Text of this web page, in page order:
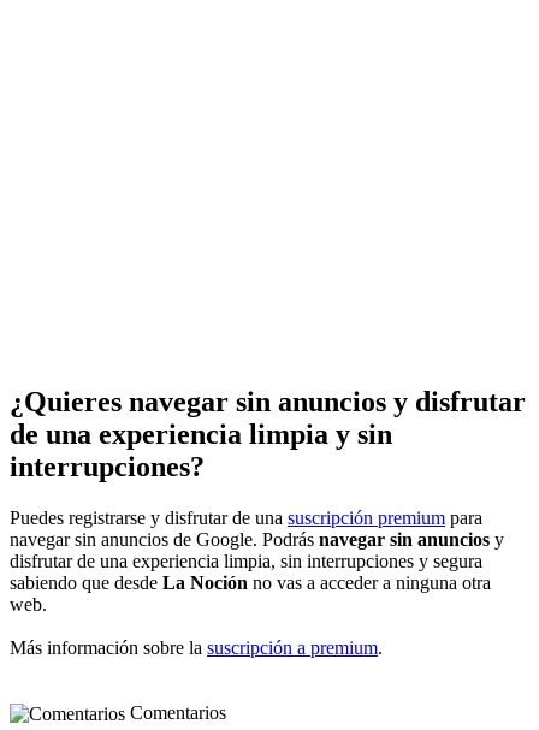
¿Quieres navegar sin anuncios y disfrutar
de una experiencia limpia y sin
interrupciones?
Puedes registrarse y disfrutar de una suscripción premium para
navegar sin anuncios de Google. Podrás navegar sin anuncios y
disfrutar de una experiencia limpia, sin interrupciones y segura
sabiendo que desde La Noción no vas a acceder a ninguna otra
web.
Más información sobre la suscripción a premium.
Comentarios